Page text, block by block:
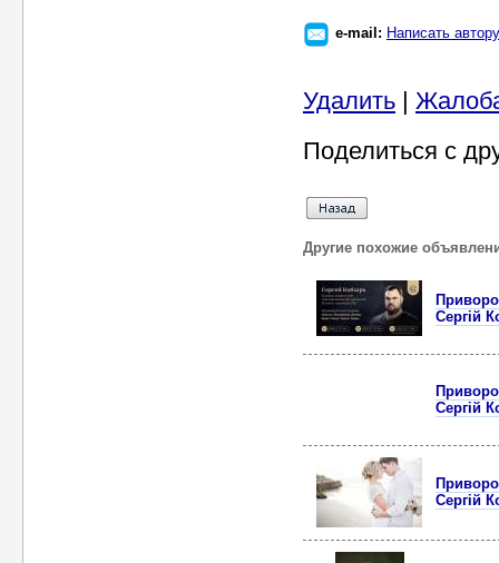
e-mail: Написать автору
Удалить |
Поделиться с
Другие похожие
Сергій
Сергій
Сергій